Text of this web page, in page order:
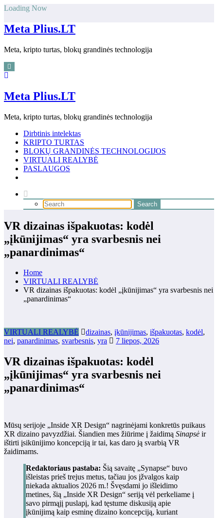
Skip
content
Loading Now
Meta Plius.LT
Meta, kripto turtas, blokų grandinės technologija
Meta Plius.LT
Meta, kripto turtas, blokų grandinės technologija
Dirbtinis intelektas
KRIPTO TURTAS
BLOKŲ GRANDINĖS TECHNOLOGIJOS
VIRTUALI REALYBĖ
PASLAUGOS
VR dizainas išpakuotas: kodėl
„įkūnijimas“ yra svarbesnis nei
„panardinimas“
Home
VIRTUALI REALYBĖ
VR dizainas išpakuotas: kodėl „įkūnijimas“ yra svarbesnis nei
„panardinimas“
VIRTUALI REALYBĖ dizainas, įkūnijimas, išpakuotas, kodėl,
nei, panardinimas, svarbesnis, yra 7 liepos, 2026
VR dizainas išpakuotas: kodėl
„įkūnijimas“ yra svarbesnis nei
„panardinimas“
Mūsų serijoje „Inside XR Design“ nagrinėjami konkretūs puikaus
XR dizaino pavyzdžiai. Šiandien mes žiūrime į žaidimą Sinapsė ir
ištirti įsikūnijimo koncepciją ir tai, kas daro ją svarbią VR
žaidimams.
Redaktoriaus pastaba: Šią savaitę „Synapse“ buvo
išleistas prieš trejus metus, tačiau jos įžvalgos kaip
niekada aktualios 2026 m.! Švęsdami jo išleidimo
metines, šią „Inside XR Design“ seriją vėl perkeliame į
savo pirmąjį puslapį, kad tęstume diskusiją apie
įkūnijimą kaip esminę dizaino koncepciją, kuriant